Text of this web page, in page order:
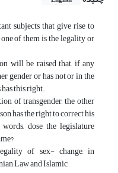
subjects that give rise to
of them is the legality or
will be raised that, if any
gender or has not or in the
this right.
of transgender, the other
has the right to correct his
dose the legislature
of sex- change, in
Law and Islamic